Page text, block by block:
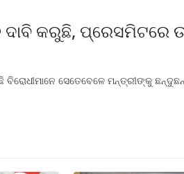
କରୁଛି, ପ୍ରେସମିଟରେ
ସେତେବେଳେ ମନ୍ତ୍ରୀଙ୍କୁ